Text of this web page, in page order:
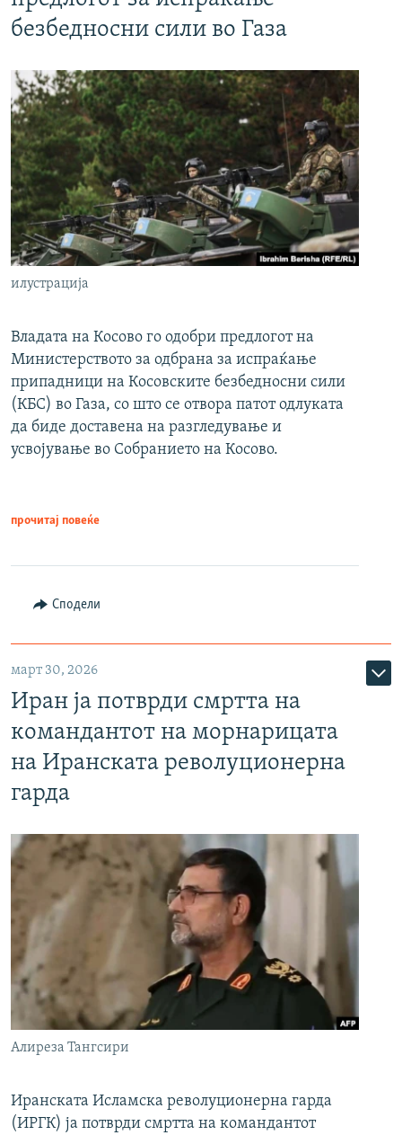
безбедносни сили во Газа
илустрација
Владата на Косово го одобри предлогот на
Министерството за одбрана за испраќање
припадници на Косовските безбедносни сили
(КБС) во Газа, со што се отвора патот одлуката
да биде доставена на разгледување и
усвојување во Собранието на Косово.
прочитај повеќе
Сподели
март 30, 2026
Иран ја потврди смртта на
командантот на морнарицата
на Иранската револуционерна
гарда
Алиреза Тангсири
Иранската Исламска револуционерна гарда
(ИРГК) ја потврди смртта на командантот